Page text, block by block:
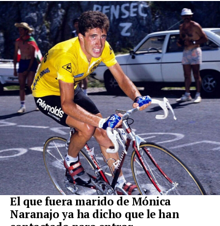
El que fuera marido de Mónica
Naranajo ya ha dicho que le han